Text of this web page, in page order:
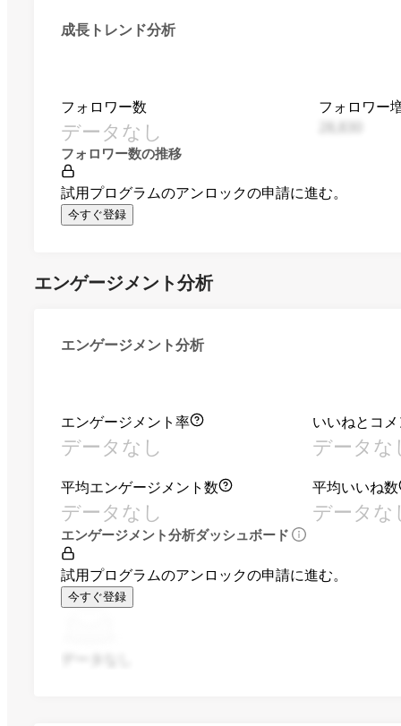
成長トレンド分析
フォロワー数
データなし
フォロワー
フォロワー数の推移
試用プログラムのアンロックの申請に進む。
今すぐ登録
エンゲージメント分析
エンゲージメント分析
エンゲージメント率
データなし
いいねとコ
データな
平均エンゲージメント数
データなし
平均いいね数
データな
エンゲージメント分析ダッシュボード
試用プログラムのアンロックの申請に進む。
今すぐ登録